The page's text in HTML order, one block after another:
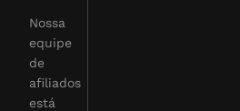
Nossa
equipe
de
afiliados
está